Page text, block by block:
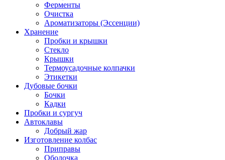
Ферменты
Очистка
Ароматизаторы (Эссенции)
Хранение
Пробки и крышки
Стекло
Крышки
Термоусадочные колпачки
Этикетки
Дубовые бочки
Бочки
Кадки
Пробки и сургуч
Автоклавы
Добрый жар
Изготовление колбас
Приправы
Оболочка